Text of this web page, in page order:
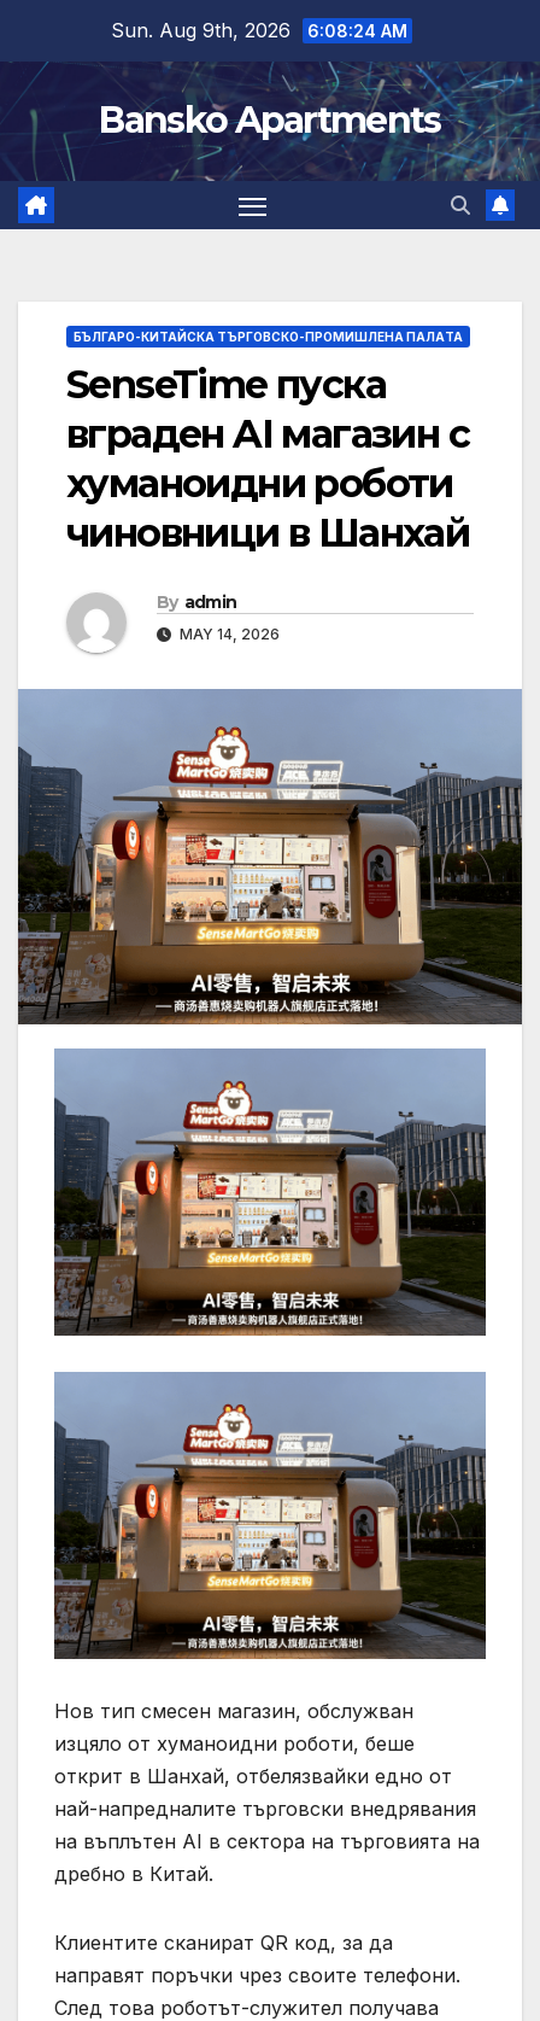
content
Sun. Aug 9th, 2026 6:08:25 AM
Bansko Apartments
БЪЛГАРО-КИТАЙСКА ТЪРГОВСКО-ПРОМИШЛЕНА ПАЛAТА
SenseTime пуска
вграден AI магазин с
хуманоидни роботи
чиновници в Шанхай
By admin
MAY 14, 2026
Нов тип смесен магазин, обслужван
изцяло от хуманоидни роботи, беше
открит в Шанхай, отбелязвайки едно от
най-напредналите търговски внедрявания
на въплътен AI в сектора на търговията на
дребно в Китай.
Клиентите сканират QR код, за да
направят поръчки чрез своите телефони.
След това роботът-служител получава